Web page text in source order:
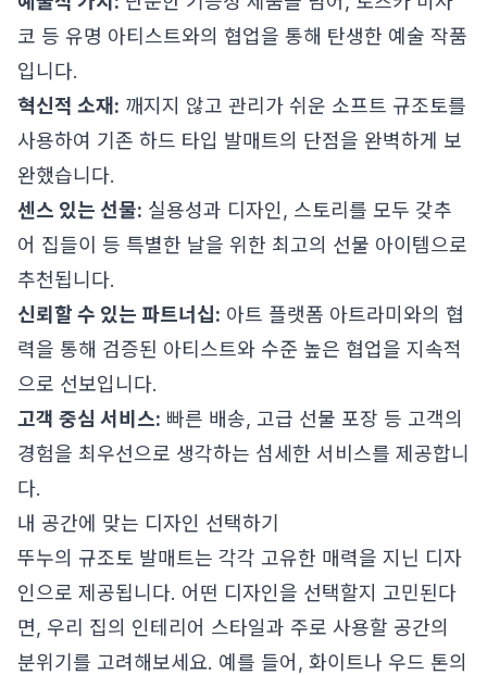
코 등 유명 아티스트와의 협업을 통해 탄생한 예술 작품
입니다.
혁신적 소재: 깨지지 않고 관리가 쉬운 소프트 규조토를
사용하여 기존 하드 타입 발매트의 단점을 완벽하게 보
완했습니다.
센스 있는 선물: 실용성과 디자인, 스토리를 모두 갖추
어 집들이 등 특별한 날을 위한 최고의 선물 아이템으로
추천됩니다.
신뢰할 수 있는 파트너십: 아트 플랫폼 아트라미와의 협
력을 통해 검증된 아티스트와 수준 높은 협업을 지속적
으로 선보입니다.
고객 중심 서비스: 빠른 배송, 고급 선물 포장 등 고객의
경험을 최우선으로 생각하는 섬세한 서비스를 제공합니
다.
내 공간에 맞는 디자인 선택하기
뚜누의 규조토 발매트는 각각 고유한 매력을 지닌 디자
인으로 제공됩니다. 어떤 디자인을 선택할지 고민된다
면, 우리 집의 인테리어 스타일과 주로 사용할 공간의
분위기를 고려해보세요. 예를 들어, 화이트나 우드 톤의